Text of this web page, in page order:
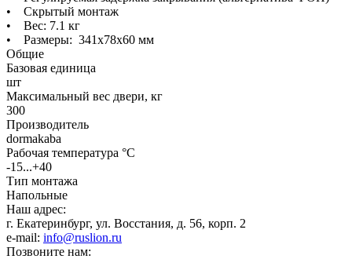
• Скрытый монтаж
• Вес: 7.1 кг
• Размеры: 341x78x60 мм
Общие
Базовая единица
шт
Максимальный вес двери, кг
300
Производитель
dormakaba
Рабочая температура °C
-15...+40
Тип монтажа
Напольные
Наш адрес:
г. Екатеринбург, ул. Восстания, д. 56, корп. 2
e-mail: info@ruslion.ru
Позвоните нам: